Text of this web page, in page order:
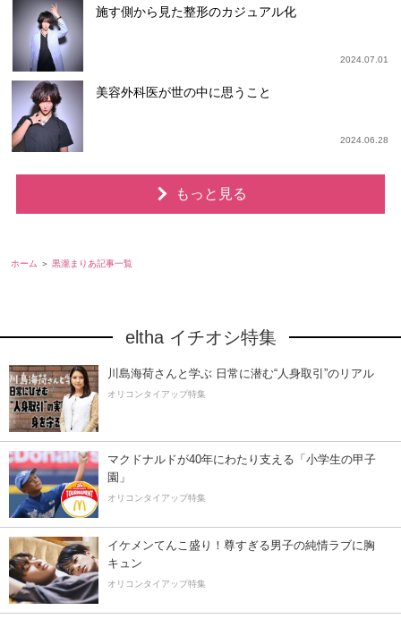
施す側から見た整形のカジュアル化
2024.07.01
美容外科医が世の中に思うこと
2024.06.28
もっと見る
ホーム 黒瀧まりあ記事一覧
eltha イチオシ特集
川島海荷さんと学ぶ 日常に潜む“人身取引”のリアル
オリコンタイアップ特集
マクドナルドが40年にわたり支える「小学生の甲子
園」
オリコンタイアップ特集
イケメンてんこ盛り！尊すぎる男子の純情ラブに胸
キュン
オリコンタイアップ特集